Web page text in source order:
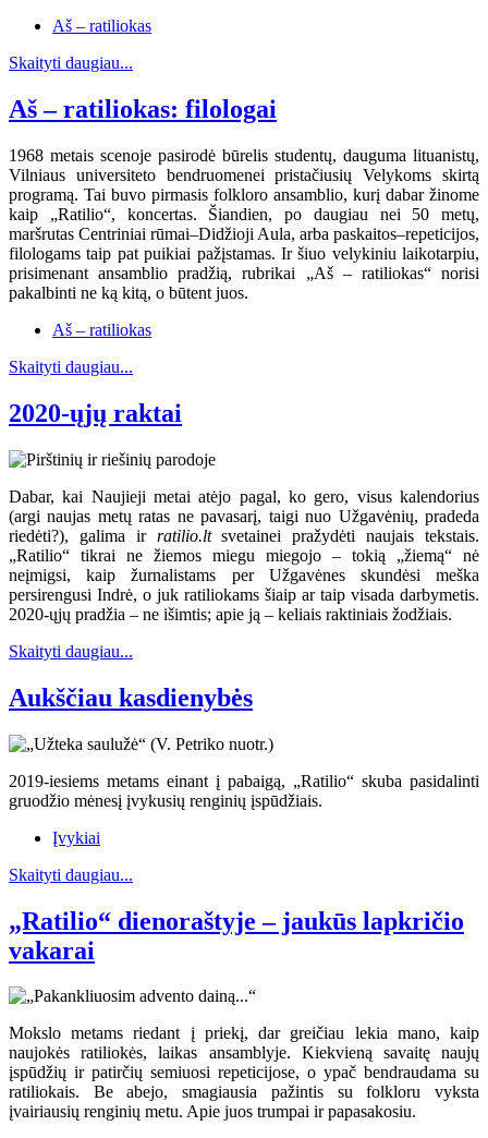
Aš – ratiliokas
Skaityti daugiau...
Aš – ratiliokas: filologai
1968 metais scenoje pasirodė būrelis studentų, dauguma lituanistų,
Vilniaus universiteto bendruomenei pristačiusių Velykoms skirtą
programą. Tai buvo pirmasis folkloro ansamblio, kurį dabar žinome
kaip „Ratilio“, koncertas. Šiandien, po daugiau nei 50 metų,
maršrutas Centriniai rūmai–Didžioji Aula, arba paskaitos–repeticijos,
filologams taip pat puikiai pažįstamas. Ir šiuo velykiniu laikotarpiu,
prisimenant ansamblio pradžią, rubrikai „Aš – ratiliokas“ norisi
pakalbinti ne ką kitą, o būtent juos.
Aš – ratiliokas
Skaityti daugiau...
2020-ųjų raktai
Dabar, kai Naujieji metai atėjo pagal, ko gero, visus kalendorius
(argi naujas metų ratas ne pavasarį, taigi nuo Užgavėnių, pradeda
riedėti?), galima ir ratilio.ltsvetainei pražydėti naujais tekstais.
„Ratilio“ tikrai ne žiemos miegu miegojo – tokią „žiemą“ nė
neįmigsi, kaip žurnalistams per Užgavėnes skundėsi meška
persirengusi Indrė, o juk ratiliokams šiaip ar taip visada darbymetis.
2020-ųjų pradžia – ne išimtis; apie ją – keliais raktiniais žodžiais.
Skaityti daugiau...
Aukščiau kasdienybės
2019-iesiems metams einant į pabaigą, „Ratilio“ skuba pasidalinti
gruodžio mėnesį įvykusių renginių įspūdžiais.
Įvykiai
Skaityti daugiau...
„Ratilio“ dienoraštyje – jaukūs lapkričio
vakarai
Mokslo metams riedant į priekį, dar greičiau lekia mano, kaip
naujokės ratiliokės, laikas ansamblyje. Kiekvieną savaitę naujų
įspūdžių ir patirčių semiuosi repeticijose, o ypač bendraudama su
ratiliokais. Be abejo, smagiausia pažintis su folkloru vyksta
įvairiausių renginių metu. Apie juos trumpai ir papasakosiu.